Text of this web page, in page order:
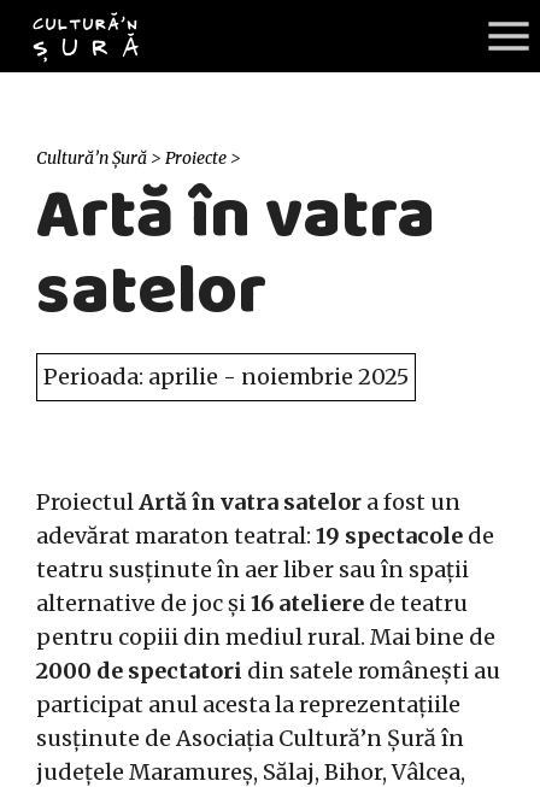
Cultură’n Șură > Proiecte >
Artă în vatra
satelor
Perioada: aprilie - noiembrie 2025
ProiectulArtă în vatra satelor a fost un
adevărat maraton teatral: 19 spectacole de
teatru susținute în aer liber sau în spații
alternative de joc și16 ateliere de teatru
pentru copiii din mediul rural. Mai bine de
2000 de spectatori din satele românești au
participat anul acesta la reprezentațiile
susținute de Asociația Cultură’n Șură în
județele Maramureș, Sălaj, Bihor, Vâlcea,